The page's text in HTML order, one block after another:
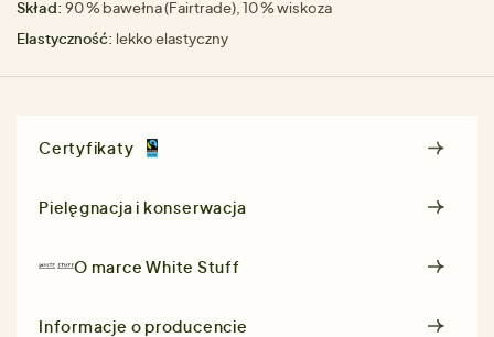
Skład: 90 % bawełna (Fairtrade), 10 % wiskoza
Elastyczność: lekko elastyczny
Certyfikaty
Pielęgnacja i konserwacja
O marceWhite Stuff
Informacje o producencie